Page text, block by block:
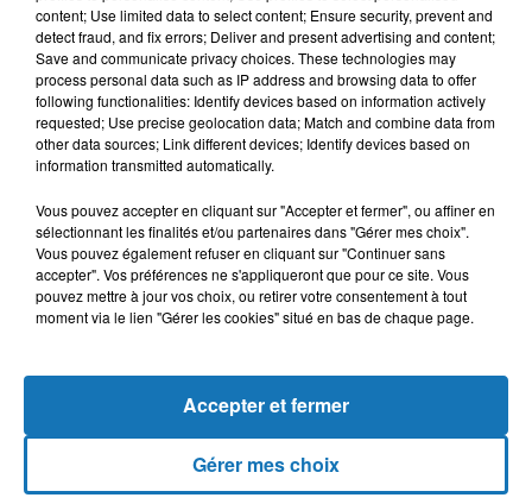
Bélier Taureau Gémeaux
content; Use limited data to select content; Ensure security, prevent and
detect fraud, and fix errors; Deliver and present advertising and content;
Save and communicate privacy choices. These technologies may
process personal data such as IP address and browsing data to offer
following functionalities: Identify devices based on information actively
requested; Use precise geolocation data; Match and combine data from
other data sources; Link different devices; Identify devices based on
information transmitted automatically.
Vous pouvez accepter en cliquant sur "Accepter et fermer", ou affiner en
sélectionnant les finalités et/ou partenaires dans "Gérer mes choix".
Vous pouvez également refuser en cliquant sur "Continuer sans
accepter". Vos préférences ne s'appliqueront que pour ce site. Vous
pouvez mettre à jour vos choix, ou retirer votre consentement à tout
moment via le lien "Gérer les cookies" situé en bas de chaque page.
Gérer mes choix
Accepter et fermer